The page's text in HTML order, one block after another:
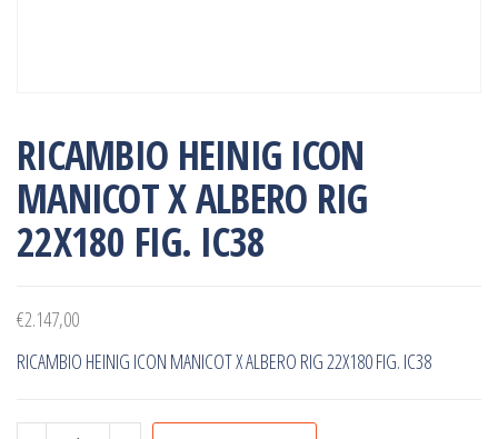
RICAMBIO HEINIG ICON
MANICOT X ALBERO RIG
22X180 FIG. IC38
€2.147,00
RICAMBIO HEINIG ICON MANICOT X ALBERO RIG 22X180 FIG. IC38